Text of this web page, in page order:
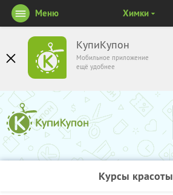
КупиКупон
Мобильное приложение
ещё удобнее
Меню Химки
Курсы красоты